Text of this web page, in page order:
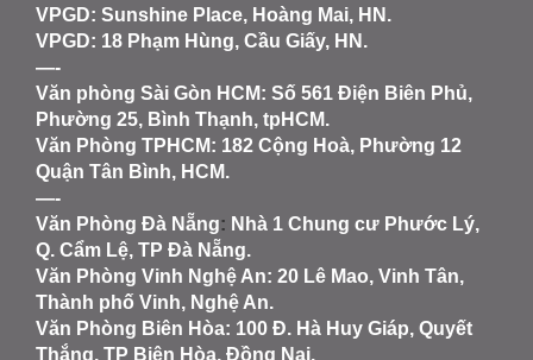
VPGD: Sunshine Place, Hoàng Mai, HN.
VPGD: 18 Phạm Hùng, Cầu Giấy, HN.
—-
Văn phòng Sài Gòn HCM: Số 561 Điện Biên Phủ,
Phường 25, Bình Thạnh, tpHCM.
Văn Phòng TPHCM: 182 Cộng Hoà, Phường 12
Quận Tân Bình, HCM.
—-
Văn Phòng Đà Nẵng: Nhà 1 Chung cư Phước Lý,
Q. Cẩm Lệ, TP Đà Nẵng.
Văn Phòng Vinh Nghệ An: 20 Lê Mao, Vinh Tân,
Thành phố Vinh, Nghệ An.
Văn Phòng Biên Hòa: 100 Đ. Hà Huy Giáp, Quyết
Thắng, TP Biên Hòa, Đồng Nai.